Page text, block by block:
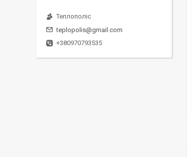
Теплополіс
teplopolis@gmail.com
+380970793535